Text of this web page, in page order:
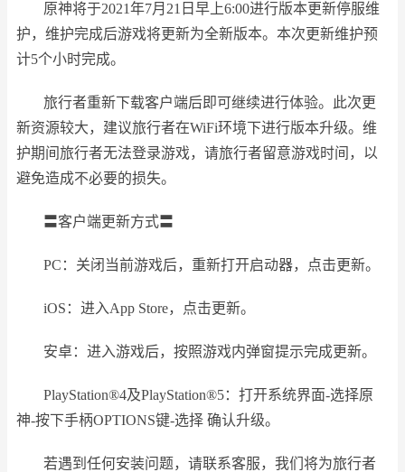
原神将于2021年7月21日早上6:00进行版本更新停服维
护，维护完成后游戏将更新为全新版本。本次更新维护预
计5个小时完成。
旅行者重新下载客户端后即可继续进行体验。此次更
新资源较大，建议旅行者在WiFi环境下进行版本升级。维
护期间旅行者无法登录游戏，请旅行者留意游戏时间，以
避免造成不必要的损失。
〓客户端更新方式〓
PC：关闭当前游戏后，重新打开启动器，点击更新。
iOS：进入App Store，点击更新。
安卓：进入游戏后，按照游戏内弹窗提示完成更新。
PlayStation®4及PlayStation®5：打开系统界面-选择原
神-按下手柄OPTIONS键-选择 确认升级。
若遇到任何安装问题，请联系客服，我们将为旅行者